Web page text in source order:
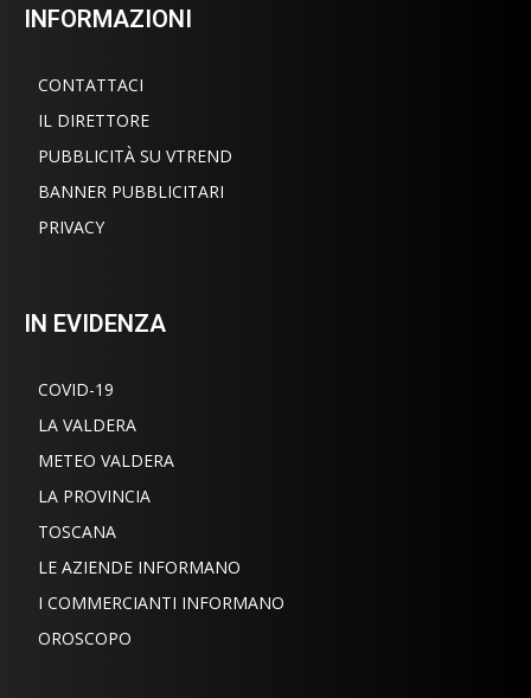
INFORMAZIONI
CONTATTACI
IL DIRETTORE
PUBBLICITÀ SU VTREND
BANNER PUBBLICITARI
PRIVACY
IN EVIDENZA
COVID-19
LA VALDERA
METEO VALDERA
LA PROVINCIA
TOSCANA
LE AZIENDE INFORMANO
I COMMERCIANTI INFORMANO
OROSCOPO